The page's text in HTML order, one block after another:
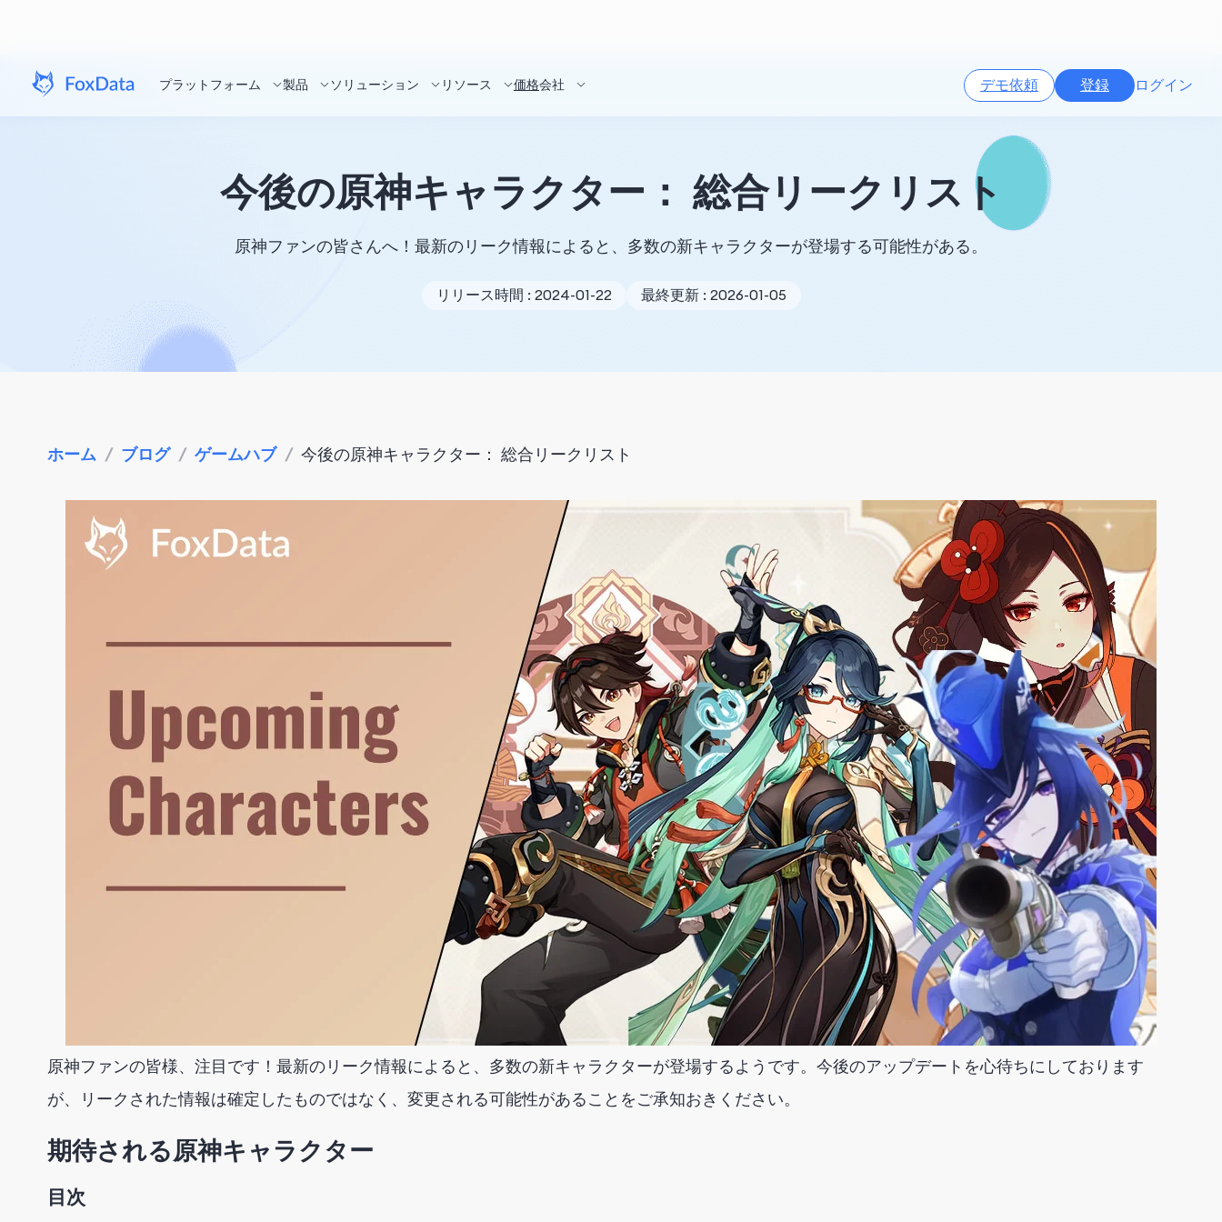
プラットフォーム 製品 ソリューション リソース 価格会社 デモ依頼 登録 ログイン
今後の原神キャラクター： 総合リークリスト
原神ファンの皆さんへ！最新のリーク情報によると、多数の新キャラクターが登場する可能性がある。
リリース時間 : 2024-01-22 最終更新 : 2026-01-05
ホーム / ブログ / ゲームハブ / 今後の原神キャラクター： 総合リークリスト
原神ファンの皆様、注目です！最新のリーク情報によると、多数の新キャラクターが登場するようです。今後のアップデートを心待ちにしております
が、リークされた情報は確定したものではなく、変更される可能性があることをご承知おきください。
期待される原神キャラクター
目次